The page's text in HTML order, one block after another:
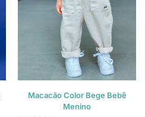
Macacão Color Bege Bebê
Menino